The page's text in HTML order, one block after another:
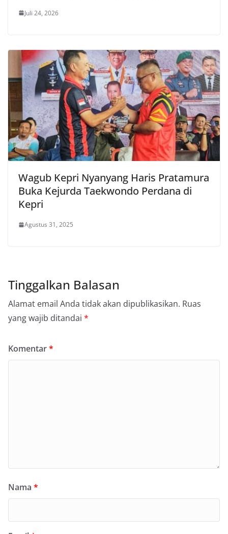
Juli 24, 2026
Wagub Kepri Nyanyang Haris Pratamura
Buka Kejurda Taekwondo Perdana di
Kepri
Agustus 31, 2025
Tinggalkan Balasan
Alamat email Anda tidak akan dipublikasikan. Ruas
yang wajib ditandai *
Komentar*
Nama *